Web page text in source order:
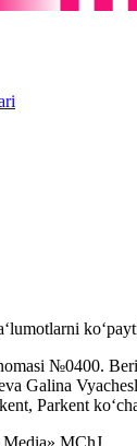
№0400.
Galina
Parkent